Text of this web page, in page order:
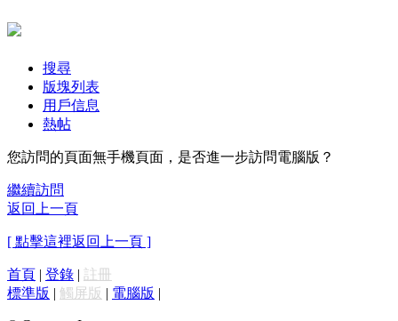
搜尋
版塊列表
用戶信息
熱帖
您訪問的頁面無手機頁面，是否進一步訪問電腦版？
繼續訪問
返回上一頁
[ 點擊這裡返回上一頁 ]
首頁 | 登錄 | 註冊
標準版 | 觸屏版 | 電腦版 |